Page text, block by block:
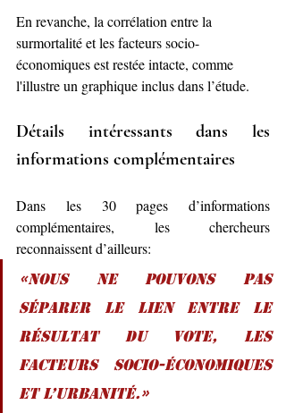
En revanche, la corrélation entre la
surmortalité et les facteurs socio-
économiques est restée intacte, comme
l'illustre un graphique inclus dans l’étude.
Détails intéressants dans les
informations complémentaires
Dans les 30 pages d’informations
complémentaires, les chercheurs
reconnaissent d’ailleurs:
«Nous ne pouvons pas
séparer le lien entre le
résultat du vote, les
facteurs socio-économiques
et l’urbanité.»